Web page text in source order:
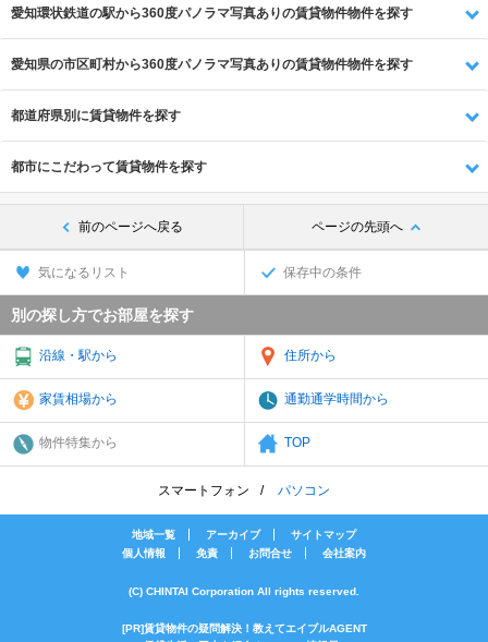
愛知環状鉄道の駅から360度パノラマ写真ありの賃貸物件物件を探す
愛知県の市区町村から360度パノラマ写真ありの賃貸物件物件を探す
都道府県別に賃貸物件を探す
都市にこだわって賃貸物件を探す
前のページへ戻る ページの先頭へ
気になるリスト 保存中の条件
別の探し方でお部屋を探す
沿線・駅から 住所から
家賃相場から 通勤通学時間から
物件特集から TOP
スマートフォン パソコン
地域一覧 アーカイブ
サイトマップ
個人情報
免責 お問合せ 会社案内
(C) CHINTAI Corporation All rights reserved.
[PR]賃貸物件の疑問解決！教えてエイブルAGENT